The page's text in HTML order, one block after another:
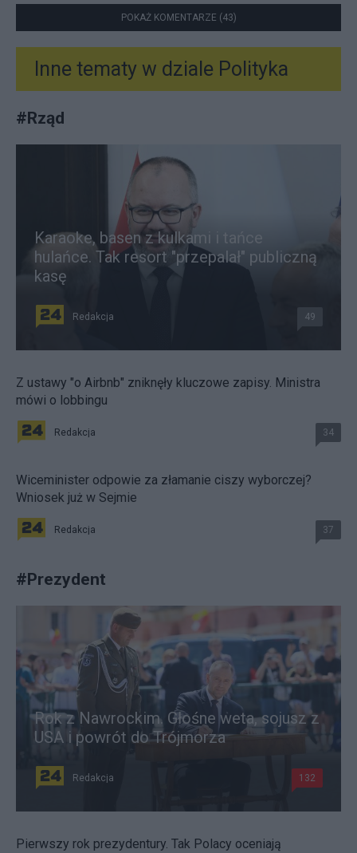
POKAŻ KOMENTARZE (43)
Inne tematy w dziale Polityka
#Rząd
Karaoke, basen z kulkami i tańce
hulańce. Tak resort "przepalał" publiczną
kasę
Redakcja 49
Z ustawy "o Airbnb" zniknęły kluczowe zapisy. Ministra
mówi o lobbingu
Redakcja 34
Wiceminister odpowie za złamanie ciszy wyborczej?
Wniosek już w Sejmie
Redakcja 37
#Prezydent
Rok z Nawrockim. Głośne weta, sojusz z
USA i powrót do Trójmorza
Redakcja 132
Pierwszy rok prezydentury. Tak Polacy oceniają